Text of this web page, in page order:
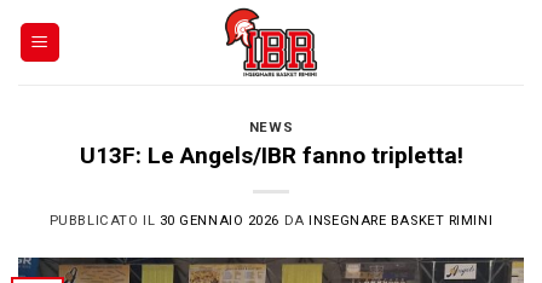
NEWS
U13F: Le Angels/IBR fanno tripletta!
PUBBLICATO IL 30 GENNAIO 2026 DAINSEGNARE BASKET RIMINI